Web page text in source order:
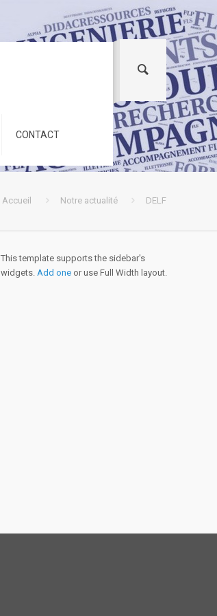
CONTACT
Accueil Notre actualité DELF
This template supports the sidebar's
widgets. Add oneor use Full Width layout.